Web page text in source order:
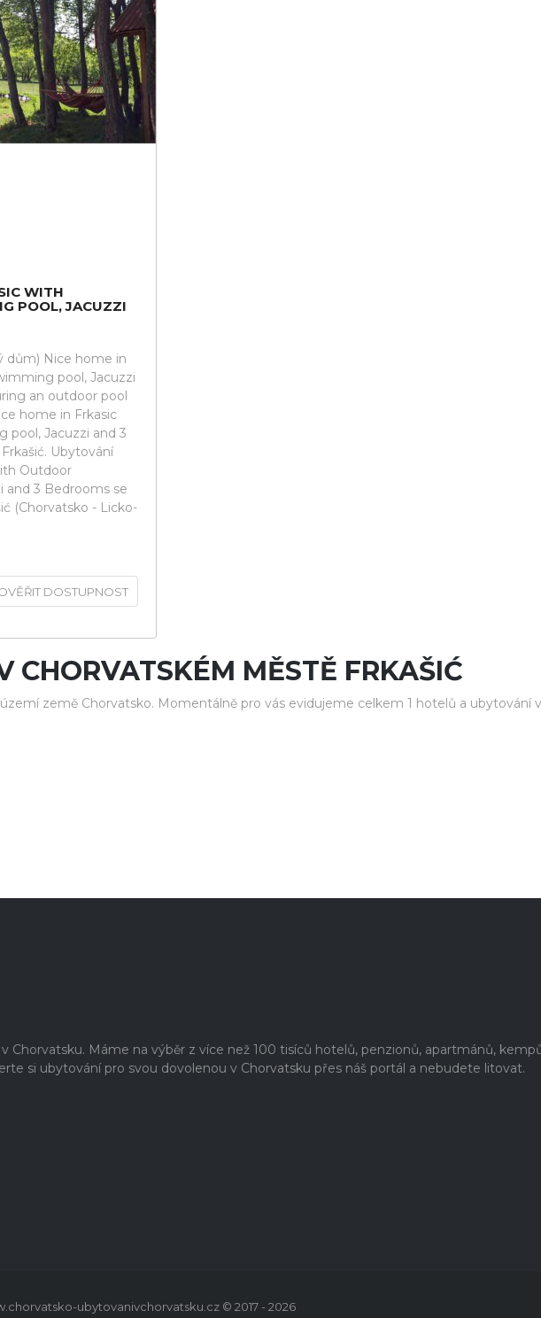
WITH
POOL, JACUZZI
dům) Nice home in
pool, Jacuzzi
an outdoor pool
home in Frkasic
pool, Jacuzzi and 3
Ubytování
Outdoor
and 3 Bedrooms se
(Chorvatsko - Licko-
DOSTUPNOST
CHORVATSKÉM MĚSTĚ FRKAŠIĆ
země Chorvatsko. Momentálně pro vás evidujeme celkem 1 hotelů a ubytování
Chorvatsku. Máme na výběr z více než 100 tisíců hotelů, penzionů, apartmánů,
si ubytování pro svou dovolenou v Chorvatsku přes náš portál a nebudete litovat.
ubytovanivchorvatsku.cz © 2017 - 2026